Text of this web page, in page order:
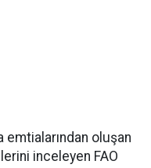
emtialarından oluşan
inceleyen FAO